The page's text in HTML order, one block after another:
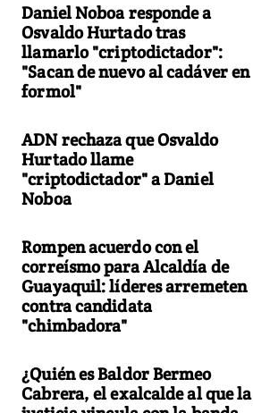
Daniel Noboa responde a
Osvaldo Hurtado tras
llamarlo "criptodictador":
"Sacan de nuevo al cadáver en
formol"
ADN rechaza que Osvaldo
Hurtado llame
"criptodictador" a Daniel
Noboa
Rompen acuerdo con el
correísmo para Alcaldía de
Guayaquil: líderes arremeten
contra candidata
"chimbadora"
¿Quién es Baldor Bermeo
Cabrera, el exalcalde al que la